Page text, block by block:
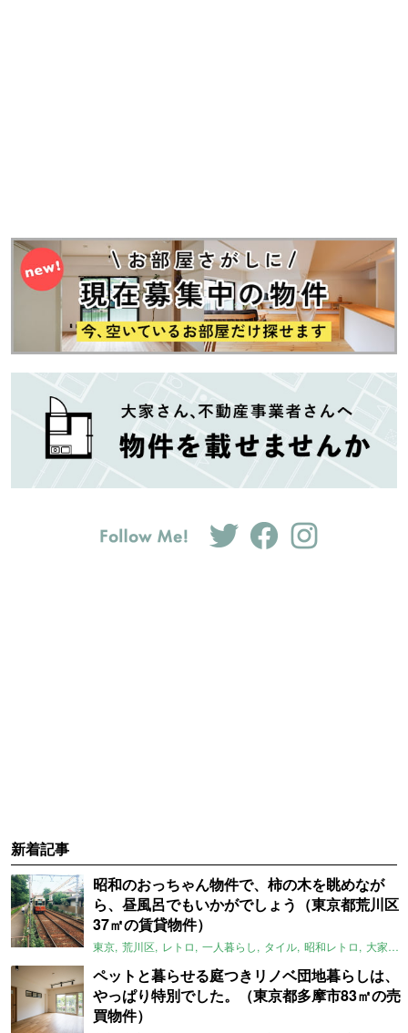
新着記事
昭和のおっちゃん物件で、柿の木を眺めなが
ら、昼風呂でもいかがでしょう（東京都荒川区
37㎡の賃貸物件）
東京 荒川区 レトロ 一人暮らし タイル 昭和レトロ 大家女子
ペットと暮らせる庭つきリノベ団地暮らしは、
やっぱり特別でした。（東京都多摩市83㎡の売
買物件）